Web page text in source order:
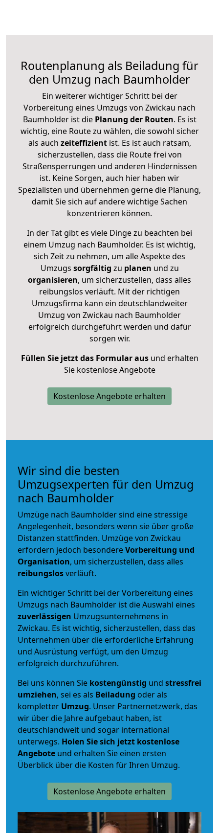
Routenplanung als Beiladung für
den Umzug nach Baumholder
Ein weiterer wichtiger Schritt bei der
Vorbereitung eines Umzugs von Zwickau nach
Baumholder ist diePlanung der Routen. Es ist
wichtig, eine Route zu wählen, die sowohl sicher
als auch zeiteffizientist. Es ist auch ratsam,
sicherzustellen, dass die Route frei von
Straßensperrungen und anderen Hindernissen
ist. Keine Sorgen, auch hier haben wir
Spezialisten und übernehmen gerne die Planung,
damit Sie sich auf andere wichtige Sachen
konzentrieren können.
In der Tat gibt es viele Dinge zu beachten bei
einem Umzug nach Baumholder. Es ist wichtig,
sich Zeit zu nehmen, um alle Aspekte des
Umzugs sorgfältig zu planen und zu
organisieren, um sicherzustellen, dass alles
reibungslos verläuft. Mit der richtigen
Umzugsfirma kann ein deutschlandweiter
Umzug von Zwickau nach Baumholder
erfolgreich durchgeführt werden und dafür
sorgen wir.
Füllen Sie jetzt das Formular ausund erhalten
Sie kostenlose Angebote
Kostenlose Angebote erhalten
Wir sind die besten
Umzugsexperten für den Umzug
nach Baumholder
Umzüge nach Baumholder sind eine stressige
Angelegenheit, besonders wenn sie über große
Distanzen stattfinden. Umzüge von Zwickau
erfordern jedoch besondereVorbereitung und
Organisation, um sicherzustellen, dass alles
reibungslosverläuft.
Ein wichtiger Schritt bei der Vorbereitung eines
Umzugs nach Baumholder ist die Auswahl eines
zuverlässigen Umzugsunternehmens in
Zwickau. Es ist wichtig, sicherzustellen, dass das
Unternehmen über die erforderliche Erfahrung
und Ausrüstung verfügt, um den Umzug
erfolgreich durchzuführen.
Bei uns können Sie kostengünstig und stressfrei
umziehen, sei es als Beiladung oder als
kompletter Umzug. Unser Partnernetzwerk, das
wir über die Jahre aufgebaut haben, ist
deutschlandweit und sogar international
unterwegs. Holen Sie sich jetzt kostenlose
Angebote und erhalten Sie einen ersten
Überblick über die Kosten für Ihren Umzug.
Kostenlose Angebote erhalten